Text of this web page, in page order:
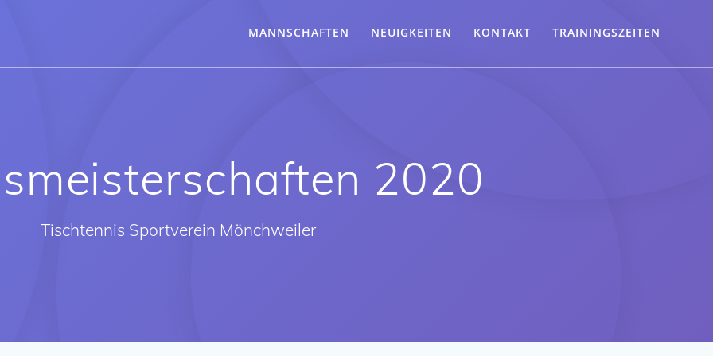
MANNSCHAFTEN NEUIGKEITEN KONTAKT TRAININGSZEITEN
2020
Tischtennis Sportverein Mönchweiler